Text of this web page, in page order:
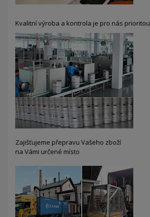
Kvalitní výroba a kontrola je pro nás prioritou
Zajišťujeme přepravu Vašeho zboží
na Vámi určené místo